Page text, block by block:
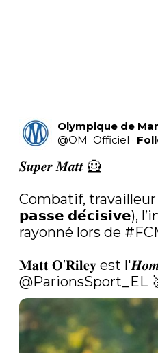
Olympique de
@OM_Officiel ·
𝑺𝒖𝒑𝒆𝒓 𝑴𝒂𝒕𝒕 🦸
Combatif,
𝗽𝗮𝘀𝘀𝗲 𝗱𝗲́𝗰𝗶𝘀𝗶𝘃𝗲),
rayonné lors de
𝐌𝐚𝐭𝐭 𝐎’𝐑𝐢𝐥𝐞𝐲 est
@ParionsSport_EL